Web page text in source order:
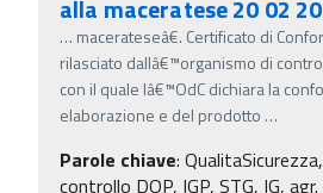
alla maceratese 20 02
… macerateseâ€. Certificato di
rilasciato dallâ€™organismo di
con il quale lâ€™OdC dichiara la
elaborazione e del prodotto …
Parole chiave:
controllo DOP, IGP, STG, IG,